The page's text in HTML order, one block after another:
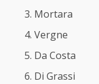
Mortara
Vergne
Da Costa
Di Grassi